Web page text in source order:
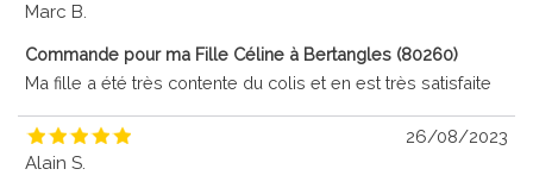
Marc B.
Commande pour ma Fille Céline à Bertangles (80260)
Ma fille a été très contente du colis et en est très satisfaite
26/08/2023
Alain S.